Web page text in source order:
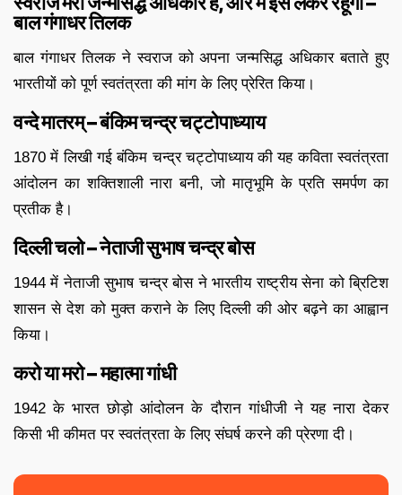
बाल गंगाधर तिलक
बाल गंगाधर तिलक ने स्वराज को अपना जन्मसिद्ध अधिकार बताते हुए
भारतीयों को पूर्ण स्वतंत्रता की मांग के लिए प्रेरित किया।
वन्दे मातरम् – बंकिम चन्द्र चट्टोपाध्याय
1870 में लिखी गई बंकिम चन्द्र चट्टोपाध्याय की यह कविता स्वतंत्रता
आंदोलन का शक्तिशाली नारा बनी, जो मातृभूमि के प्रति समर्पण का
प्रतीक है।
दिल्ली चलो – नेताजी सुभाष चन्द्र बोस
1944 में नेताजी सुभाष चन्द्र बोस ने भारतीय राष्ट्रीय सेना को ब्रिटिश
शासन से देश को मुक्त कराने के लिए दिल्ली की ओर बढ़ने का आह्वान
किया।
करो या मरो – महात्मा गांधी
1942 के भारत छोड़ो आंदोलन के दौरान गांधीजी ने यह नारा देकर
किसी भी कीमत पर स्वतंत्रता के लिए संघर्ष करने की प्रेरणा दी।